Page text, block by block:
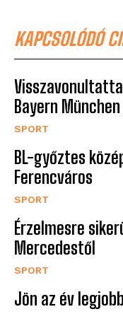
KAPCSOLÓDÓ
Bayern München
SPORT
BL-győztes
Ferencváros
SPORT
Érzelmesre
Mercedestől
SPORT
Jön az év